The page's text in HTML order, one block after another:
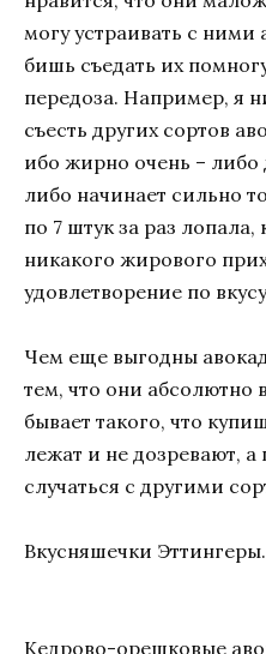
могу устраивать с ними
бишь съедать их
передоза. Например, я
съесть других сортов
ибо жирно очень – либо
либо начинает сильно
по 7 штук за раз
никакого жирового
удовлетворение по
Чем еще выгодны
тем, что они абсолютно
бывает такого, что
лежат и не дозревают, а
случаться с другими
Вкусняшечки
Кедрово-орешковые